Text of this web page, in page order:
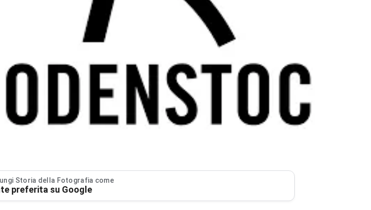
Storia della Fotografia come
preferita su Google